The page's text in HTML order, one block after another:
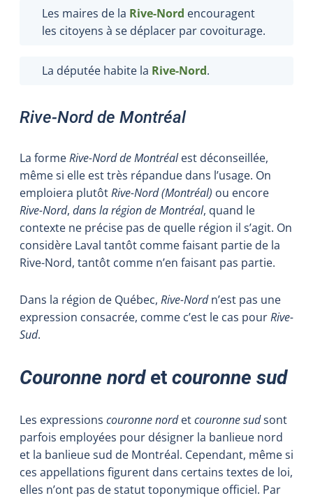
Les maires de la Rive-Nord encouragent
les citoyens à se déplacer par covoiturage.
La députée habite la Rive-Nord.
Rive-Nord de Montréal
La formeRive-Nord de Montréalest déconseillée,
même si elle est très répandue dans l’usage. On
emploiera plutôtRive-Nord (Montréal) ou encore
Rive-Nord, dans la région de Montréal, quand le
contexte ne précise pas de quelle région il s’agit. On
considère Laval tantôt comme faisant partie de la
Rive-Nord, tantôt comme n’en faisant pas partie.
Dans la région de Québec, Rive-Nordn’est pas une
expression consacrée, comme c’est le cas pourRive-
Sud.
Couronne nordet couronne sud
Les expressions couronne nordetcouronne sudsont
parfois employées pour désigner la banlieue nord
et la banlieue sud de Montréal. Cependant, même si
ces appellations figurent dans certains textes de loi,
elles n’ont pas de statut toponymique officiel. Par